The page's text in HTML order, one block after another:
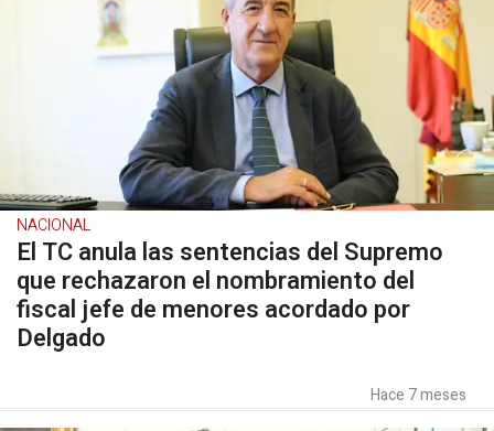
NACIONAL
El TC anula las sentencias del Supremo
que rechazaron el nombramiento del
fiscal jefe de menores acordado por
Delgado
Hace 7 meses